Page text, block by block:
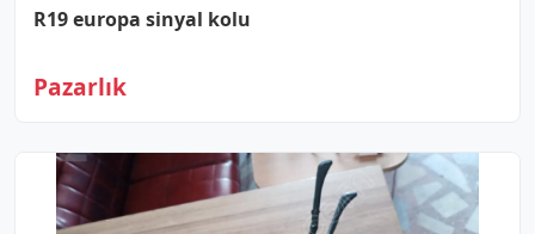
R19 europa sinyal kolu
Pazarlık